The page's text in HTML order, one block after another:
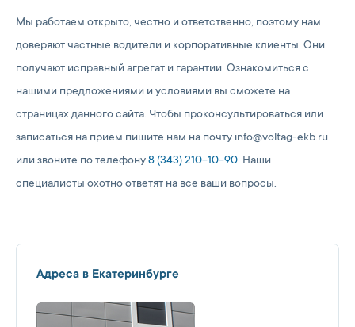
Мы работаем открыто, честно и ответственно, поэтому нам
доверяют частные водители и корпоративные клиенты. Они
получают исправный агрегат и гарантии. Ознакомиться с
нашими предложениями и условиями вы сможете на
страницах данного сайта. Чтобы проконсультироваться или
записаться на прием пишите нам на почту info@voltag-ekb.ru
или звоните по телефону8 (343) 210-10-90. Наши
специалисты охотно ответят на все ваши вопросы.
Адреса в Екатеринбурге